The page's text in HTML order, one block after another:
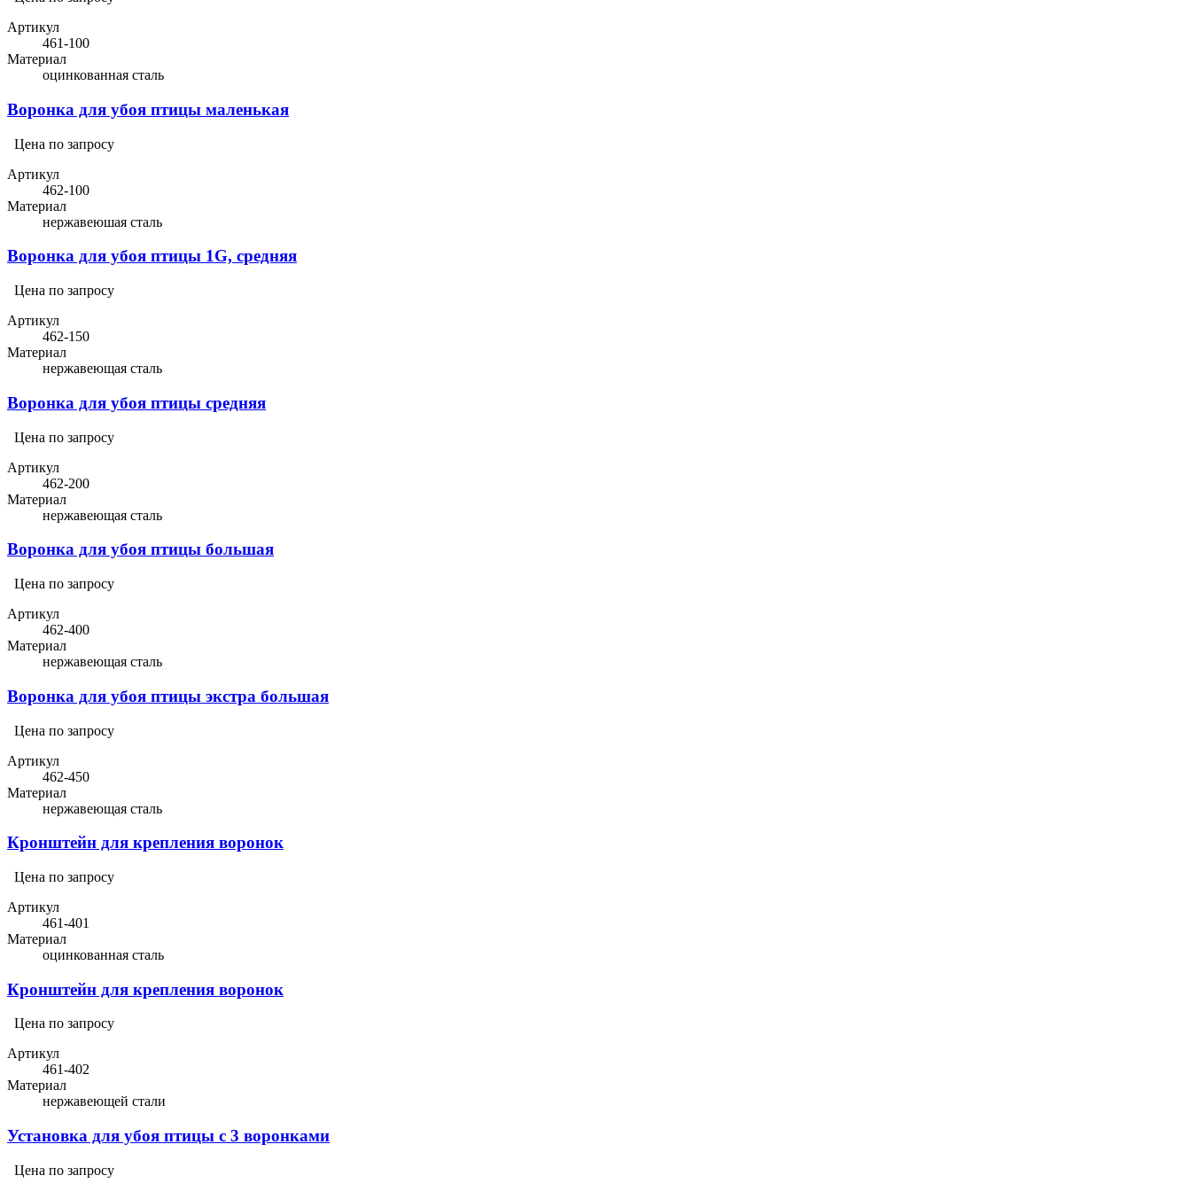
Артикул
461-100
Материал
оцинкованная сталь
Воронка для убоя птицы маленькая
Цена по запросу
Артикул
462-100
Материал
нержавеюшая сталь
Воронка для убоя птицы 1G, средняя
Цена по запросу
Артикул
462-150
Материал
нержавеющая сталь
Воронка для убоя птицы средняя
Цена по запросу
Артикул
462-200
Материал
нержавеющая сталь
Воронка для убоя птицы большая
Цена по запросу
Артикул
462-400
Материал
нержавеющая сталь
Воронка для убоя птицы экстра большая
Цена по запросу
Артикул
462-450
Материал
нержавеющая сталь
Кронштейн для крепления воронок
Цена по запросу
Артикул
461-401
Материал
оцинкованная сталь
Кронштейн для крепления воронок
Цена по запросу
Артикул
461-402
Материал
нержавеющей стали
Установка для убоя птицы с 3 воронками
Цена по запросу